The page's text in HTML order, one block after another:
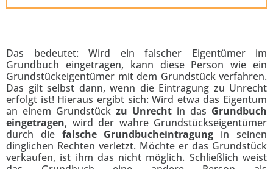
Das bedeutet: Wird ein falscher Eigentümer im
Grundbuch eingetragen, kann diese Person wie ein
Grundstückeigentümer mit dem Grundstück verfahren.
Das gilt selbst dann, wenn die Eintragung zu Unrecht
erfolgt ist! Hieraus ergibt sich: Wird etwa das Eigentum
an einem Grundstück zu Unrecht in das Grundbuch
eingetragen, wird der wahre Grundstückseigentümer
durch die falsche Grundbucheintragung in seinen
dinglichen Rechten verletzt. Möchte er das Grundstück
verkaufen, ist ihm das nicht möglich. Schließlich weist